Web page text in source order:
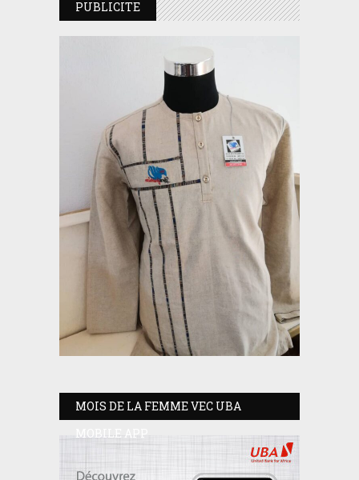
PUBLICITE
MOIS DE LA FEMME VEC UBA
MOBILE APP